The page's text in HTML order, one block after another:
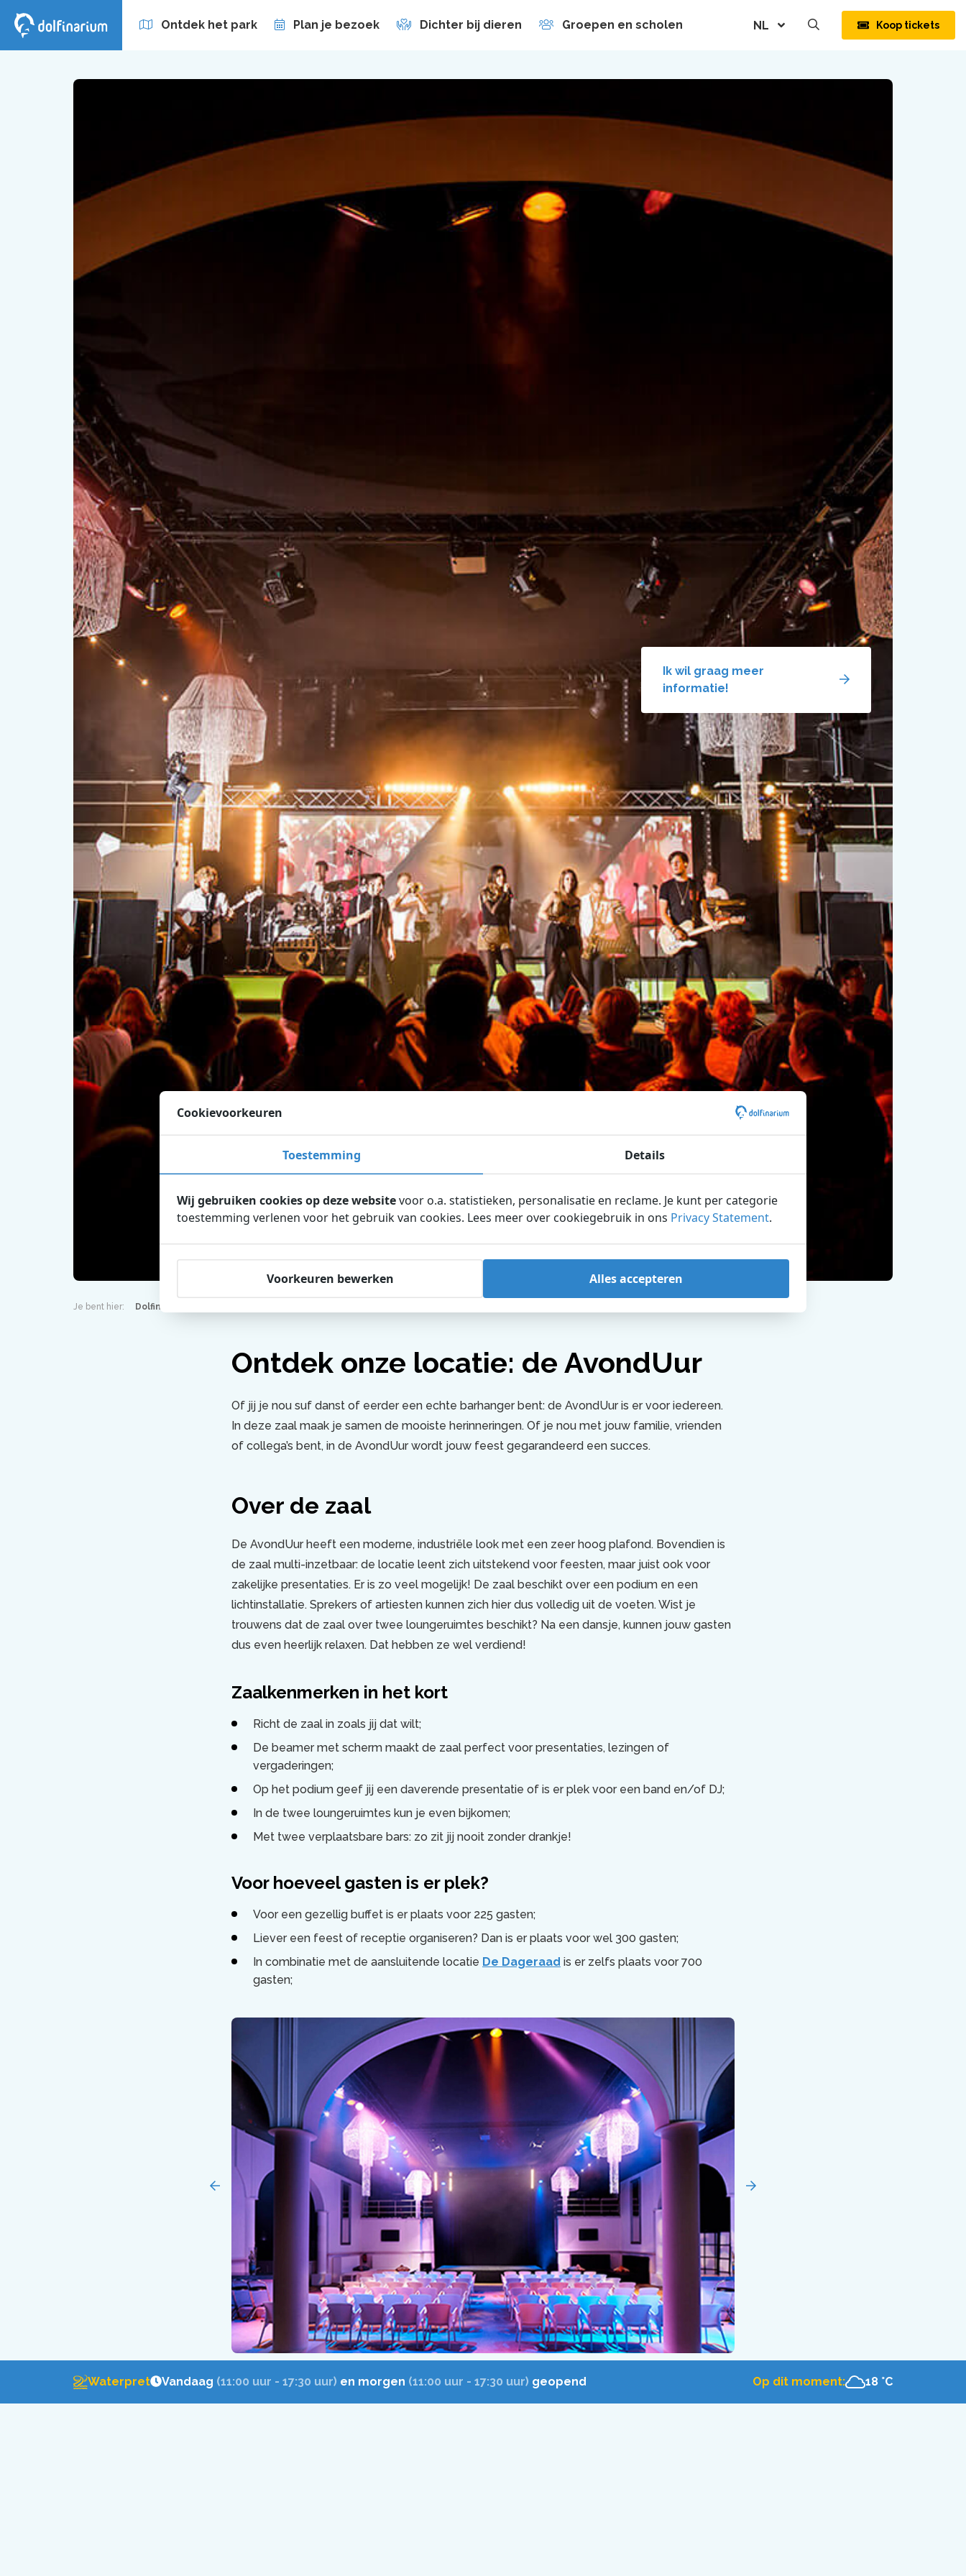
Ontdek het park Plan je bezoek Dichter bij dieren Groepen en scholen NL Koop tickets
Ik wil graag meer
informatie!
Je bent hier: Dolfinarium
Ontdek onze locatie: de AvondUur
Of jij je nou suf danst of eerder een echte barhanger bent: de AvondUur is er voor iedereen.
In deze zaal maak je samen de mooiste herinneringen. Of je nou met jouw familie, vrienden
of collega’s bent, in de AvondUur wordt jouw feest gegarandeerd een succes.
Over de zaal
De AvondUur heeft een moderne, industriële look met een zeer hoog plafond. Bovendien is
de zaal multi-inzetbaar: de locatie leent zich uitstekend voor feesten, maar juist ook voor
zakelijke presentaties. Er is zo veel mogelijk! De zaal beschikt over een podium en een
lichtinstallatie. Sprekers of artiesten kunnen zich hier dus volledig uit de voeten. Wist je
trouwens dat de zaal over twee loungeruimtes beschikt? Na een dansje, kunnen jouw gasten
dus even heerlijk relaxen. Dat hebben ze wel verdiend!
Zaalkenmerken in het kort
Richt de zaal in zoals jij dat wilt;
De beamer met scherm maakt de zaal perfect voor presentaties, lezingen of
vergaderingen;
Op het podium geef jij een daverende presentatie of is er plek voor een band en/of DJ;
In de twee loungeruimtes kun je even bijkomen;
Met twee verplaatsbare bars: zo zit jij nooit zonder drankje!
Voor hoeveel gasten is er plek?
Voor een gezellig buffet is er plaats voor 225 gasten;
Liever een feest of receptie organiseren? Dan is er plaats voor wel 300 gasten;
In combinatie met de aansluitende locatie De Dageraad is er zelfs plaats voor 700
gasten;
Waterpret Vandaag (11:00 uur - 17:30 uur) en morgen (11:00 uur - 17:30 uur) geopend Op dit moment: 18 °C
Cookievoorkeuren
Toestemming Details
Wij gebruiken cookies op deze websitevoor o.a. statistieken, personalisatie en reclame. Je kunt per categorie
toestemming verlenen voor het gebruik van cookies. Lees meer over cookiegebruik in ons Privacy Statement.
Voorkeuren bewerken Alles accepteren